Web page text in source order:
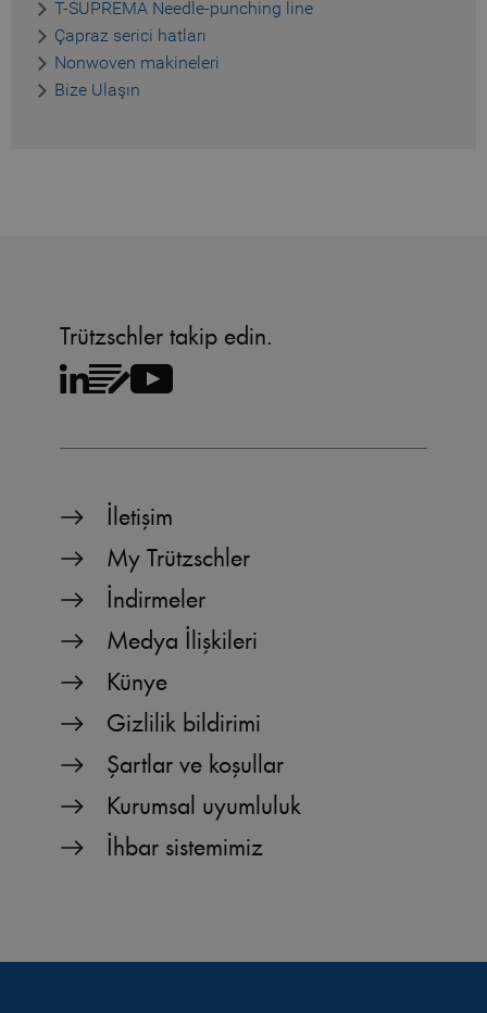
T-SUPREMA Needle-punching line
Çapraz serici hatları
Nonwoven makineleri
Bize Ulaşın
Trützschler takip edin.
İletişim
My Trützschler
İndirmeler
Medya İlişkileri
Künye
Gizlilik bildirimi
Şartlar ve koşullar
Kurumsal uyumluluk
İhbar sistemimiz